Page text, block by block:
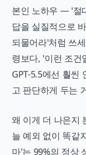
본인 노하우 — '절
답을 실질적으로
되물어라'처럼 쓰
령보다, '이런 조건
GPT-5.5에선 훨씬
고 판단하게 두는
왜 이게 더 나은지
늘 예외 없이 똑같
마'는 99%의 정상